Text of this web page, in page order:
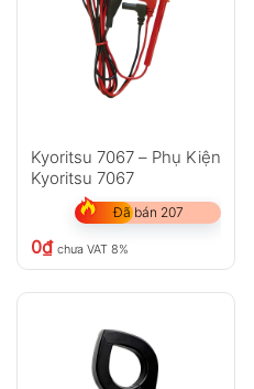
Kyoritsu 7067 – Phụ Kiện
Kyoritsu 7067
Đã bán 207
0₫ chưa VAT 8%